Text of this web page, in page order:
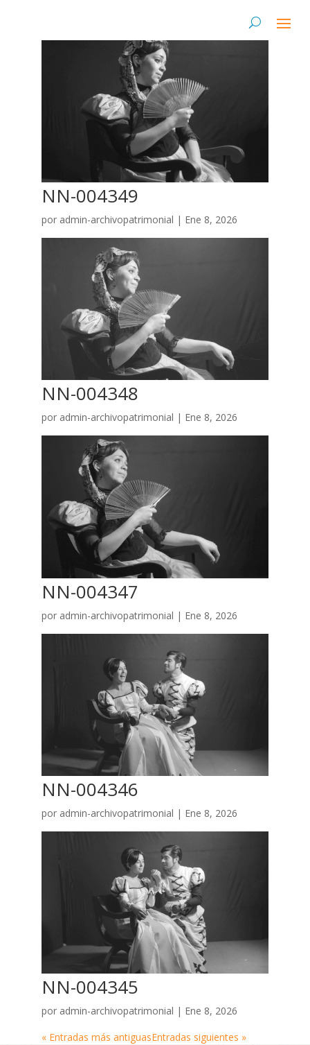
NN-004349
por admin-archivopatrimonial | Ene 8, 2026
NN-004348
por admin-archivopatrimonial | Ene 8, 2026
NN-004347
por admin-archivopatrimonial | Ene 8, 2026
NN-004346
por admin-archivopatrimonial | Ene 8, 2026
NN-004345
por admin-archivopatrimonial | Ene 8, 2026
« Entradas más antiguasEntradas siguientes »